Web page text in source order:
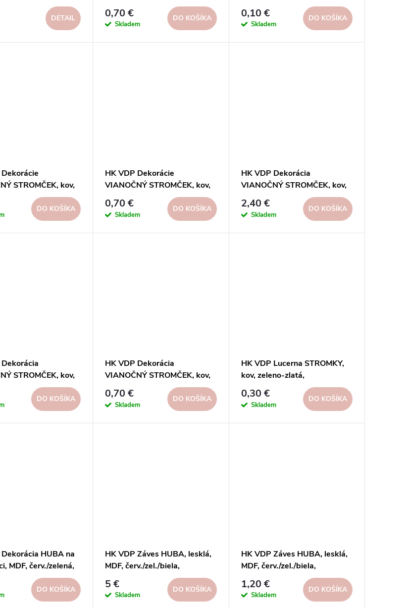
DETAIL 0,70 €
Skladem
DO KOŠÍKA 0,10 €
Skladem
DO KOŠÍKA
STROMČEK, kov,
ks
DO KOŠÍKA
HK VDP Dekorácie
VIANOČNÝ STROMČEK, kov,
biela, 13x35x13cm, ks
0,70 €
Skladem
DO KOŠÍKA
HK VDP Dekorácia
VIANOČNÝ STROMČEK, kov,
zelená, 16x55x16cm, ks
2,40 €
Skladem
DO KOŠÍKA
STROMČEK, kov,
ks
DO KOŠÍKA
HK VDP Dekorácia
VIANOČNÝ STROMČEK, kov,
zelená, 13x35x13cm, ks
0,70 €
Skladem
DO KOŠÍKA
HK VDP Lucerna STROMKY,
kov, zeleno-zlatá,
12x11x12cm, ks
0,30 €
Skladem
DO KOŠÍKA
HUBA na
MDF, červ./zelená,
FSC 100%
DO KOŠÍKA
HK VDP Záves HUBA, lesklá,
MDF, červ./zel./biela,
35x57x11cm, DISP 48ks, FSC
100%
5 €
Skladem
DO KOŠÍKA
HK VDP Záves HUBA, lesklá,
MDF, červ./zel./biela,
25x37x21cm, DISP 72ks, FSC
100%
1,20 €
Skladem
DO KOŠÍKA